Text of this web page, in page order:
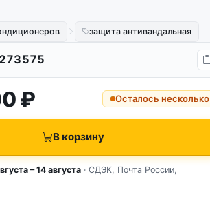
защита антивандальная
₽ Осталось несколько
В корзину
– 14 августа· СДЭК, Почта России,